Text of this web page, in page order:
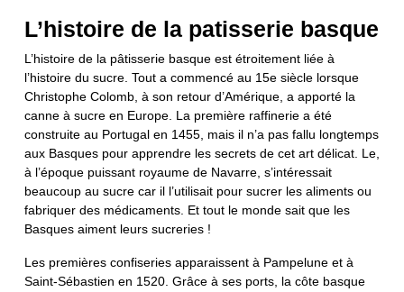
L’histoire de la patisserie basque
L’histoire de la pâtisserie basque est étroitement liée à
l’histoire du sucre. Tout a commencé au 15e siècle lorsque
Christophe Colomb, à son retour d’Amérique, a apporté la
canne à sucre en Europe. La première raffinerie a été
construite au Portugal en 1455, mais il n’a pas fallu longtemps
aux Basques pour apprendre les secrets de cet art délicat. Le,
à l’époque puissant royaume de Navarre, s’intéressait
beaucoup au sucre car il l’utilisait pour sucrer les aliments ou
fabriquer des médicaments. Et tout le monde sait que les
Basques aiment leurs sucreries !
Les premières confiseries apparaissent à Pampelune et à
Saint-Sébastien en 1520. Grâce à ses ports, la côte basque